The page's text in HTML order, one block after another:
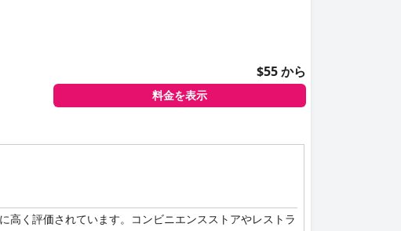
$55 から
料金を表示
く評価されています。コンビニエンスストアやレストラ